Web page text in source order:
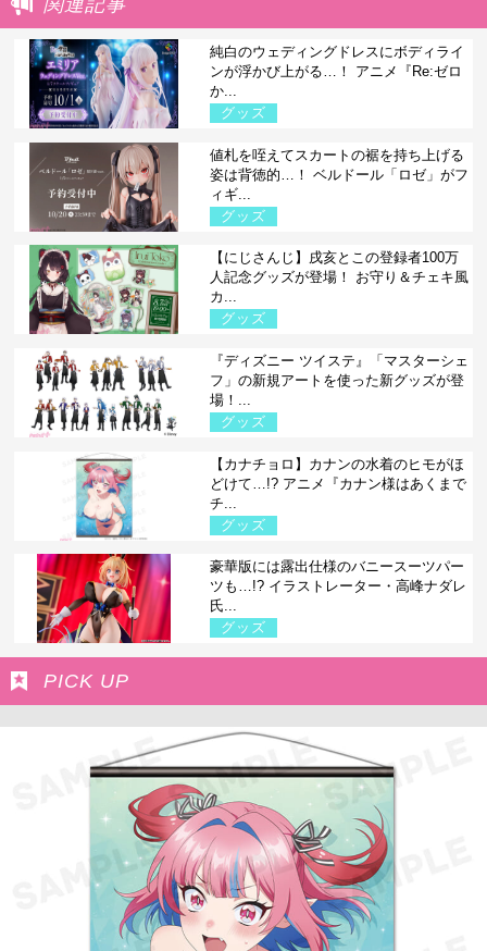
関連記事
純白のウェディングドレスにボディライ
ンが浮かび上がる…！ アニメ『Re:ゼロ
か...
グッズ
値札を咥えてスカートの裾を持ち上げる
姿は背徳的…！ ベルドール「ロゼ」がフ
ィギ...
グッズ
【にじさんじ】戌亥とこの登録者100万
人記念グッズが登場！ お守り＆チェキ風
カ...
グッズ
『ディズニー ツイステ』「マスターシェ
フ」の新規アートを使った新グッズが登
場！...
グッズ
【カナチョロ】カナンの水着のヒモがほ
どけて…!? アニメ『カナン様はあくまで
チ...
グッズ
豪華版には露出仕様のバニースーツパー
ツも…!? イラストレーター・高峰ナダレ
氏...
グッズ
PICK UP